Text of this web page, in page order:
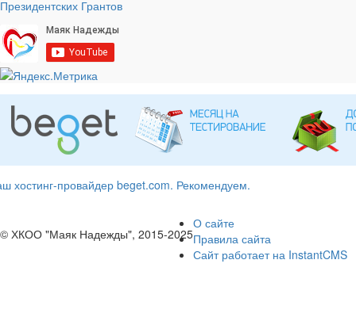
хостинг-провайдер beget.com. Рекомендуем.
© ХКОО "Маяк Надежды", 2015-2025
О сайте
Правила сайта
Сайт работает на InstantCMS